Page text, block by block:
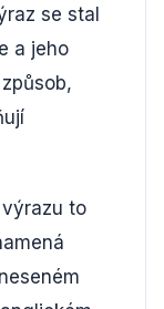
se stal
a jeho
to